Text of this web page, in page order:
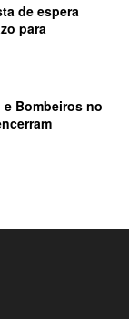
de espera
para
Bombeiros no